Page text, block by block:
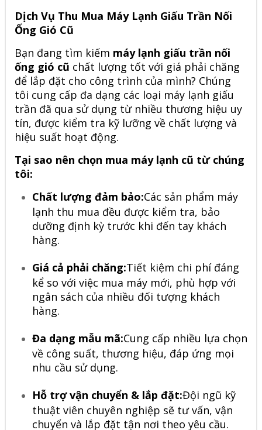
Dịch Vụ Thu Mua Máy Lạnh Giấu Trần Nối
Ống Gió Cũ
Bạn đang tìm kiếm máy lạnh giấu trần nối
ống gió cũ chất lượng tốt với giá phải chăng
để lắp đặt cho công trình của mình? Chúng
tôi cung cấp đa dạng các loại máy lạnh giấu
trần đã qua sử dụng từ nhiều thương hiệu uy
tín, được kiểm tra kỹ lưỡng về chất lượng và
hiệu suất hoạt động.
Tại sao nên chọn mua máy lạnh cũ từ chúng
tôi:
Chất lượng đảm bảo:Các sản phẩm máy
lạnh thu mua đều được kiểm tra, bảo
dưỡng định kỳ trước khi đến tay khách
hàng.
Giá cả phải chăng:Tiết kiệm chi phí đáng
kể so với việc mua máy mới, phù hợp với
ngân sách của nhiều đối tượng khách
hàng.
Đa dạng mẫu mã:Cung cấp nhiều lựa chọn
về công suất, thương hiệu, đáp ứng mọi
nhu cầu sử dụng.
Hỗ trợ vận chuyển & lắp đặt:Đội ngũ kỹ
thuật viên chuyên nghiệp sẽ tư vấn, vận
chuyển và lắp đặt tận nơi theo yêu cầu.